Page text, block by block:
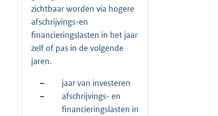
zichtbaar worden via hogere
afschrijvings-en
financieringslasten in het jaar
zelf of pas in de volgende
jaren.
–
jaar van investeren
–
afschrijvings- en
financieringslasten in